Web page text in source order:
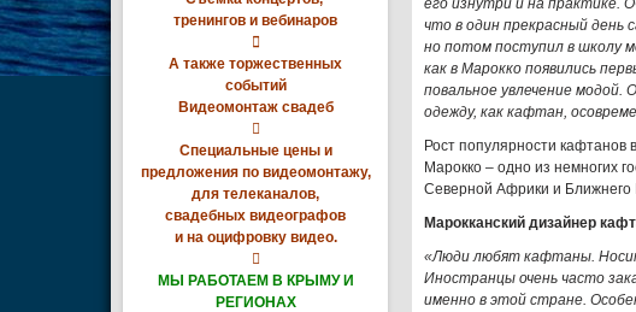
тренингов и вебинаров

А также торжественных
событий
Видеомонтаж свадеб

Специальные цены и
предложения по видеомонтажу,
для телеканалов,
свадебных видеографов
и на оцифровку видео.

МЫ РАБОТАЕМ В КРЫМУ И
РЕГИОНАХ
его изнутри и на практике.
что в один прекрасный день
но потом поступил в школу
как в Марокко появились
повальное увлечение
одежду, как кафтан,
Рост популярности
Марокко – одно из немногих
Северной Африки и Ближнего
Марокканский дизайнер
«Люди любят кафтаны.
Иностранцы очень часто
именно в этой стране.